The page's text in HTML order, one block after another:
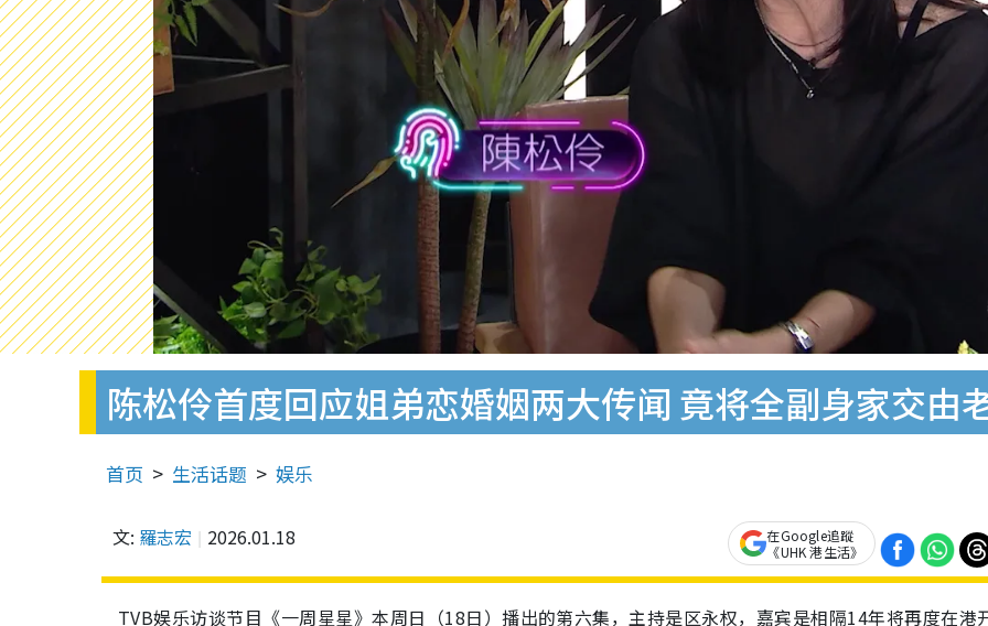
陈松伶首度回应姐弟恋婚姻两大传闻 竟将全副身家交由
首页 生活话题 娱乐
文: 羅志宏 2026.01.18
在Google追蹤
《UHK 港生活》
TVB娱乐访谈节目《一周星星》本周日（18日）播出的第六集，主持是区永权，嘉宾是相隔14年将再度在港